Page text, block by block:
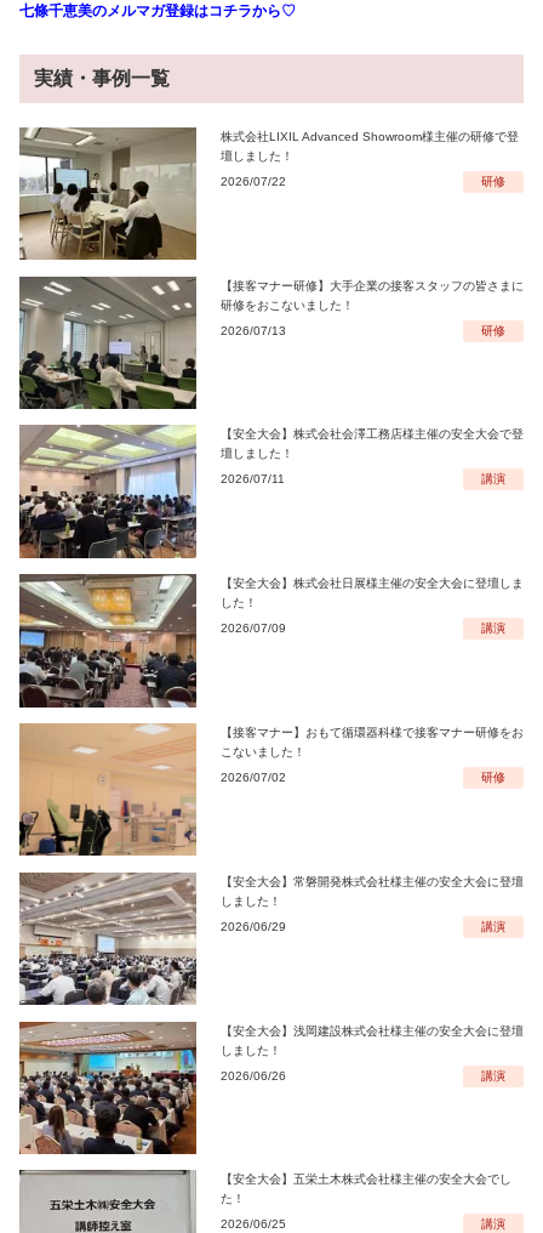
七條千恵美のメルマガ登録はコチラから♡
実績・事例一覧
株式会社LIXIL Advanced Showroom様主催の研修で登
壇しました！
2026/07/22
研修
【接客マナー研修】大手企業の接客スタッフの皆さまに
研修をおこないました！
2026/07/13
研修
【安全大会】株式会社会澤工務店様主催の安全大会で登
壇しました！
2026/07/11
講演
【安全大会】株式会社日展様主催の安全大会に登壇しま
した！
2026/07/09
講演
【接客マナー】おもて循環器科様で接客マナー研修をお
こないました！
2026/07/02
研修
【安全大会】常磐開発株式会社様主催の安全大会に登壇
しました！
2026/06/29
講演
【安全大会】浅岡建設株式会社様主催の安全大会に登壇
しました！
2026/06/26
講演
【安全大会】五栄土木株式会社様主催の安全大会でし
た！
2026/06/25
講演